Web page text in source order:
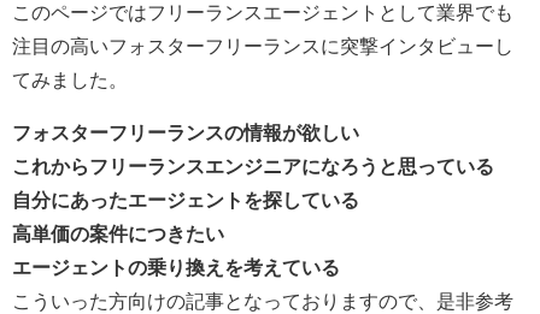
このページではフリーランスエージェントとして業界でも
注目の高いフォスターフリーランスに突撃インタビューし
てみました。
フォスターフリーランスの情報が欲しい
これからフリーランスエンジニアになろうと思っている
自分にあったエージェントを探している
高単価の案件につきたい
エージェントの乗り換えを考えている
こういった方向けの記事となっておりますので、是非参考